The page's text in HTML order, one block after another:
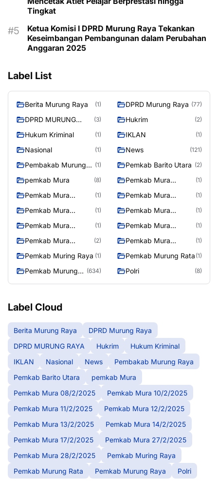
Tingkat
Ketua Komisi I DPRD Murung Raya Tekankan
Keseimbangan Pembangunan dalam Perubahan
Anggaran 2025
Label List
Berita Murung Raya (1) DPRD Murung Raya (77)
DPRD MURUNG
(3) Hukrim (2)
Hukum Kriminal (1) IKLAN (1)
Nasional (1) News (121)
Pembakab Murung
(1) Pemkab Barito Utara (2)
pemkab Mura (8)
Pemkab Mura
(1)
Pemkab Mura
(1)
Pemkab Mura
(1)
Pemkab Mura
(1)
Pemkab Mura
(1)
Pemkab Mura
(1)
Pemkab Mura
(1)
Pemkab Mura
(2)
Pemkab Mura
(1)
Pemkab Muring Raya (1) Pemkab Murung Rata (1)
Pemkab Murung
(634) Polri (8)
Label Cloud
Berita Murung Raya
DPRD Murung Raya
DPRD MURUNG RAYA
Hukrim
Hukum Kriminal
IKLAN
Nasional News
Pembakab Murung Raya
Pemkab Barito Utara
pemkab Mura
Pemkab Mura 08/2/2025
Pemkab Mura 10/2/2025
Pemkab Mura 11/2/2025
Pemkab Mura 12/2/2025
Pemkab Mura 13/2/2025
Pemkab Mura 14/2/2025
Pemkab Mura 17/2/2025
Pemkab Mura 27/2/2025
Pemkab Mura 28/2/2025
Pemkab Muring Raya
Pemkab Murung Rata
Pemkab Murung Raya Polri